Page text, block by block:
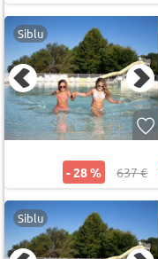
Siblu
- 28 % 637 €
Siblu